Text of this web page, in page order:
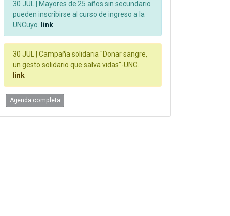
30 JUL |
Mayores de 25 años sin secundario
pueden inscribirse al curso de ingreso a la
UNCuyo.
link
30 JUL |
Campaña solidaria "Donar sangre,
un gesto solidario que salva vidas"-UNC.
link
Agenda completa